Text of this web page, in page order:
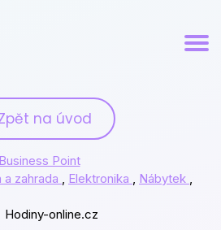
na úvod
Business Point
a zahrada , Elektronika , Nábytek ,
Hodiny-online.cz